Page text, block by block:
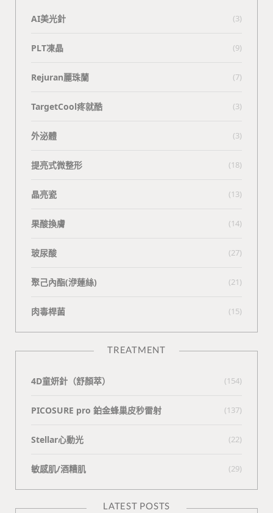
AI美光針 (3)
PLT凍晶 (9)
Rejuran麗珠蘭 (7)
TargetCool疼就酷 (3)
外泌體 (3)
提亮式微整形 (18)
晶亮瓷 (13)
果酸換膚 (14)
玻尿酸 (27)
聚己內酯(洢蓮絲) (21)
肉毒桿菌 (15)
TREATMENT
4D童妍針（舒顏萃） (154)
PICOSURE pro 鉑金蜂巢皮秒雷射 (137)
Stellar心動光 (22)
敏感肌/酒糟肌 (29)
LATEST POSTS